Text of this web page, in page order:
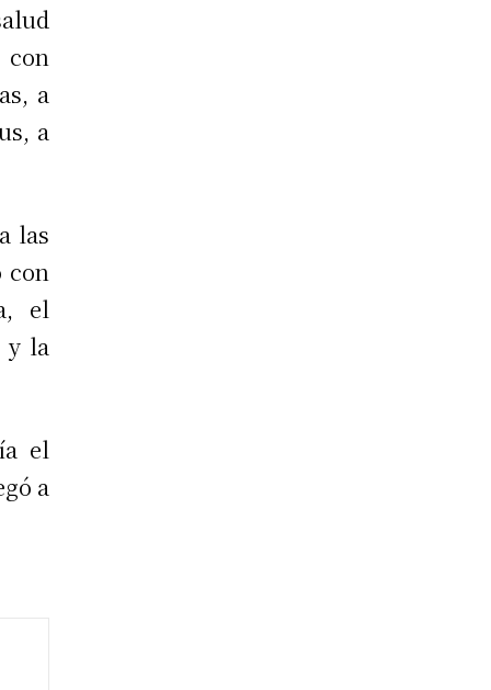
con
a
a
las
con
el
y la
el
a